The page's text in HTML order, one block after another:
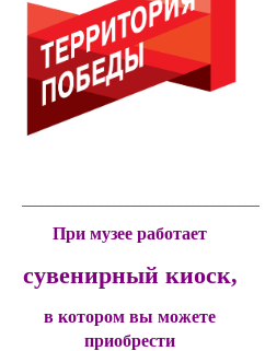
При музее работает
сувенирный киоск,
в котором вы можете
приобрести